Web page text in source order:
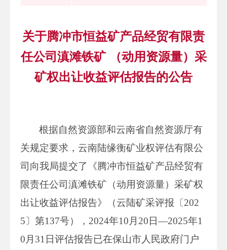
关于腾冲市恒益矿产品经贸有限责
任公司滇滩铁矿 （动用资源量）采
矿权出让收益评估报告的公告
根据自然资源部和云南省自然资源厅有
关规定要求，云南陆缘衡矿业权评估有限公
司向我局提交了《腾冲市恒益矿产品经贸有
限责任公司滇滩铁矿（动用资源量）采矿权
出让收益评估报告》（云陆矿采评报〔202
5〕第137号），2024年10月20日—2025年1
0月31日评估报告已在保山市人民政府门户